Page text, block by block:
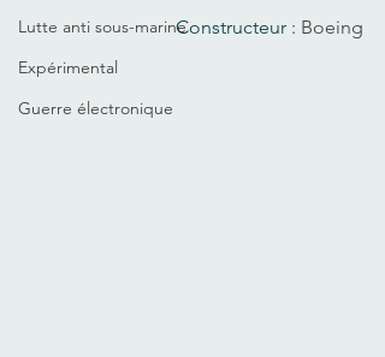
Lutte anti sous-marine
Expérimental
Guerre électronique
Constructeur : Boeing